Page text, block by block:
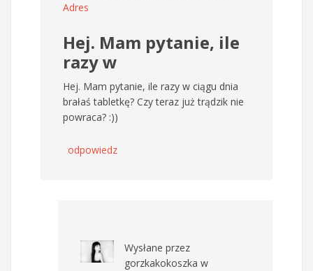
Adres
Hej. Mam pytanie, ile
razy w
Hej. Mam pytanie, ile razy w ciągu dnia
brałaś tabletkę? Czy teraz już trądzik nie
powraca? :))
odpowiedz
Wysłane przez
gorzkakokoszka w